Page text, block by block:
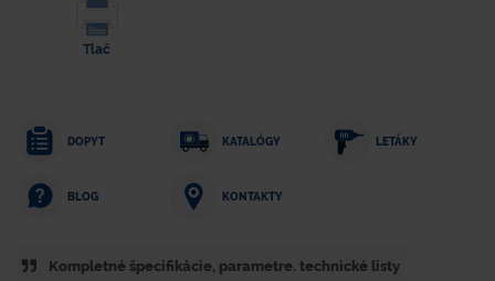
Tlač
DOPYT KATALÓGY LETÁKY
BLOG KONTAKTY
Kompletné špecifikácie, parametre. technické listy